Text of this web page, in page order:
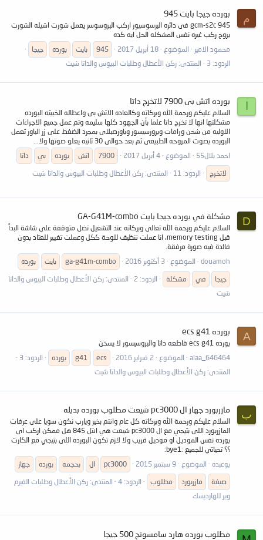
م بورده جيجا بايت 945
945 gcm-s2c فى دائره البرسوسيور اركب البروسوسر يعمل شورت اشيله الشورت
يروح ركب غيره نفس المشكله الحل ايه كده
محمود الامير
الموضوع 18 أبريل 2017 945 بايت بورده
جيجا
الردود: 3
المنتدى: ركن الأعطال وطلبات البيوس والداتا شيت
بورده اتش بى 7900 لاتخرج داتا
السلام عليكم ورحمة الله وبركاته وكالعاده الاتش بى واعطاله الخبيثه البورده
مشكلتها انها لا تخرج داتا علما بأن الجهود كلها سليمه وتم عمل جميع الاجراءات
الاوليه من شحن ورامات وبرورسيسور وباورصبلاى بمجرد الضغط على زر الباور تعمل
البورده بصوت المروحه الطبيعى ثم بعد حوالى 30 ثانيه يعلو صوتها ولا...
احمد بلال55
الموضوع 4 أبريل 2017 7900 اتش بورده بي
داتا
لاتخرج
الردود: 11 المنتدى: ركن الأعطال وطلبات البيوس والداتا شيت
D مشكلة في بورده جيجا بايت GA-G41M-combo
السلام عليكم ورحمة الله تعالى وبركاته عند التشغيل تضل متوقفة على شاشة البدأ
قبل memory testing، انا عملت تنظيف للوحة ككل وعملت تغيير للعتاد بدون
فائدة فيه صورة مرفقة.
douamoh
الموضوع 3 أكتوبر 2016 ga-g41m-combo بايت
بورده
جيجا
في مشكلة الردود: 2 المنتدى: ركن الأعطال وطلبات البيوس والداتا
شيت
A بورده ecs g41
بورده ecs g41 قاطعه داتا والبروسيسور لا يسخن
alaa_646464
الموضوع 2 فبراير 2016 ecs
g41 بورده
الردود: 3
المنتدى: ركن الأعطال وطلبات البيوس والداتا شيت
ب مازربورد جهاز ال pc3000 شيعت مطلوب بورده بديله
السلام عليكم ورحمة الله وبركاته كل عام وانتم بخير ويارب نكون سويا على عرفات
المازربورد اللى بتيجي مع ال pc3000 شيعت هي انتل 845 هل ممكن اركب اى
بورده نفس الموديل او موديل قريب ولا لازم تكون البورده اللى بتيجي مع الكارت
؟؟ تحياتي للجميع :bye1:
بوعبده
الموضوع 9 سبتمبر 2015 pc3000 ال بحجمه بورده
جهاز
صيغة
مازربورد مطلوب الردود: 4 المنتدى: ركن الأعطال وطلبات الفيرم
وير للهارديسك
مطلوب بورده هارد سامسونج 500 جيجا